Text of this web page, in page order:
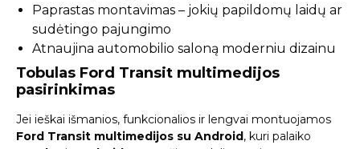
Paprastas montavimas – jokių papildomų laidų ar
sudėtingo pajungimo
Atnaujina automobilio saloną moderniu dizainu
Tobulas Ford Transit multimedijos
pasirinkimas
Jei ieškai išmanios, funkcionalios ir lengvai montuojamos
Ford Transit multimedijos su Android , kuri palaiko